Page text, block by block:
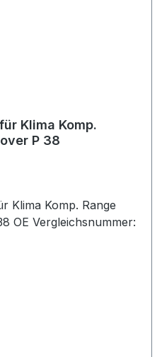
Klima Komp.
P 38
Klima Komp. Range
OE Vergleichsnummer:
Preis: